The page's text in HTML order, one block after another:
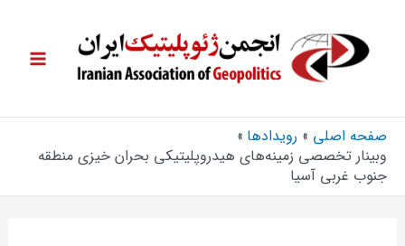
صفحه اصلی
رویدادها
وبینار تخصصی زمینه‌های هیدروپلیتیکی بحران خیزی منطقه
جنوب غربی آسیا